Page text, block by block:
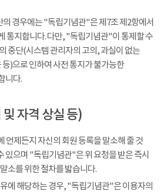
의 경우에는 "독립기념관"은 제7조 제2항에서
통지합니다. 다만, "독립기념관"이 통제할 수
중단(시스템 관리자의 고의, 과실이 없는
)으로 인하여 사전 통지가 불가능한
니다.
자격 상실 등)
언제든지 자신의 회원 등록을 말소해 줄 것
있으며 "독립기념관"은 위 요청을 받은 즉시
소를 위한 절차를 밟습니다.
에 해당하는 경우, "독립기념관"은 이용자의